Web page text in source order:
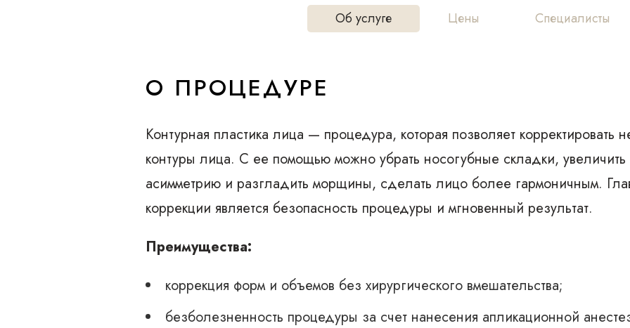
Об услуге Цены Специалисты
О ПРОЦЕДУРЕ
Контурная пластика лица — процедура, которая позволяет
контуры лица. С ее помощью можно убрать носогубные складки, увеличить
асимметрию и разгладить морщины, сделать лицо более гармоничным.
коррекции является безопасность процедуры и мгновенный результат.
Преимущества:
коррекция форм и объемов без хирургического вмешательства;
безболезненность процедуры за счет нанесения апликационной